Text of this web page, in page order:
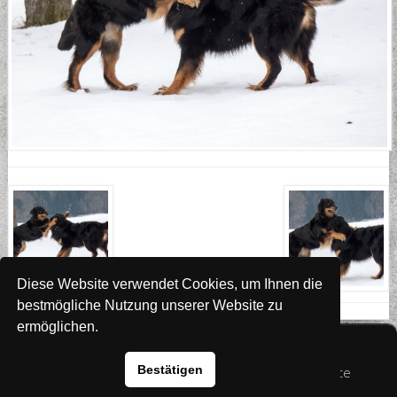
© 2026 Australian Shepherd - Hovawart - Zuchtstätte
Diese Website verwendet Cookies, um Ihnen die
bestmögliche Nutzung unserer Website zu
ermöglichen.
Bestätigen